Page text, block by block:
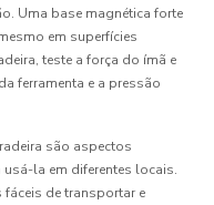
Uma base magnética forte
em superfícies
teste a força do ímã e
ferramenta e a pressão
são aspectos
la em diferentes locais.
de transportar e